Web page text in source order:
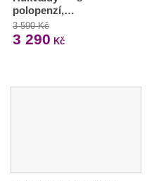
polopenzí,…
3 590 Kč
3 290 Kč